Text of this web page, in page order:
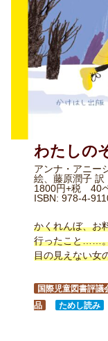
わたしの
アンナ・アニー
絵、藤原潤子 訳
1800円+税 40
ISBN: 978-4-
かくれんぼ、お
行ったこと……
目の見えない女
国際児童図書評
品
ためし読み